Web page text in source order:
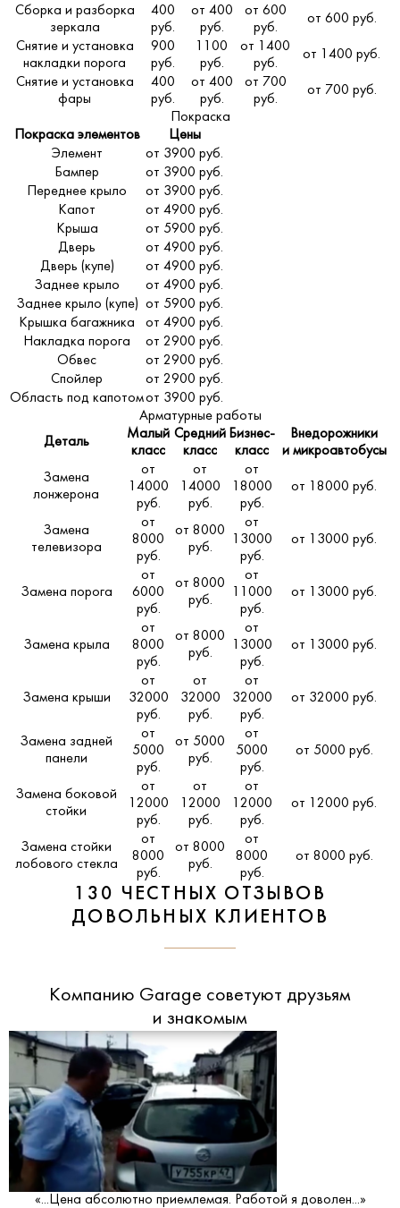
Сборка и разборка
зеркала
400
руб.
от 400
руб.
от 600
руб.
от 600 руб.
Снятие и установка
накладки порога
900
руб.
1100
руб.
от 1400
руб.
от 1400 руб.
Снятие и установка
фары
400
руб.
от 400
руб.
от 700
руб.
от 700 руб.
Покраска
Покраска элементов
Цены
Элемент
от 3900 руб.
Бампер
от 3900 руб.
Переднее крыло
от 3900 руб.
Капот
от 4900 руб.
Крыша
от 5900 руб.
Дверь
от 4900 руб.
Дверь (купе)
от 4900 руб.
Заднее крыло
от 4900 руб.
Заднее крыло (купе) от 5900 руб.
Крышка багажника
от 4900 руб.
Накладка порога
от 2900 руб.
Обвес
от 2900 руб.
Спойлер
от 2900 руб.
Область под капотомот 3900 руб.
Арматурные работы
Деталь
Малый
класс
Средний
класс
Бизнес-
класс
Внедорожники
и микроавтобусы
Замена
лонжерона
от
14000
руб.
от
14000
руб.
от
18000
руб.
от 18000 руб.
Замена
телевизора
от
8000
руб.
от 8000
руб.
от
13000
руб.
от 13000 руб.
Замена порога
от
6000
руб.
от 8000
руб.
от
11000
руб.
от 13000 руб.
Замена крыла
от
8000
руб.
от 8000
руб.
от
13000
руб.
от 13000 руб.
Замена крыши
от
32000
руб.
от
32000
руб.
от
32000
руб.
от 32000 руб.
Замена задней
панели
от
5000
руб.
от 5000
руб.
от
5000
руб.
от 5000 руб.
Замена боковой
стойки
от
12000
руб.
от
12000
руб.
от
12000
руб.
от 12000 руб.
Замена стойки
лобового стекла
от
8000
руб.
от 8000
руб.
от
8000
руб.
от 8000 руб.
130 ЧЕСТНЫХ ОТЗЫВОВ
ДОВОЛЬНЫХ КЛИЕНТОВ
Компанию Garage советуют друзьям
и знакомым
«...Цена абсолютно приемлемая. Работой я доволен...»